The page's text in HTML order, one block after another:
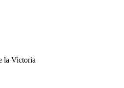
la Victoria